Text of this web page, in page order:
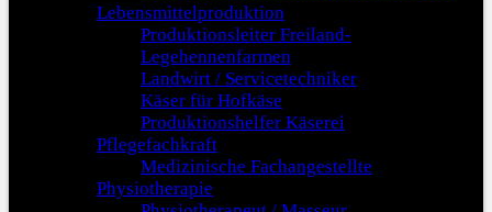
Lebensmittelproduktion
Produktionsleiter Freiland-
Legehennenfarmen
Landwirt / Servicetechniker
Käser für Hofkäse
Produktionshelfer Käserei
Pflegefachkraft
Medizinische Fachangestellte
Physiotherapie